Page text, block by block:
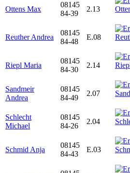
Ottens Max
08145
84-39
2.13
Reuther Andrea
08145
84-48
E.08
Riepl Maria
08145
84-30
2.14
Sandmeir
Andrea
08145
84-49
2.07
Schlecht
Michael
08145
84-26
2.04
Schmid Anja
08145
84-43
E.03